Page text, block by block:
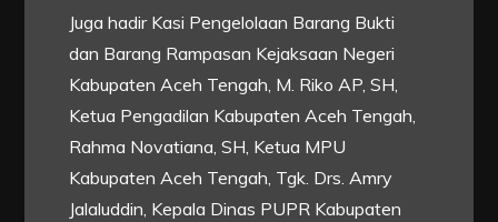
Juga hadir Kasi Pengelolaan Barang Bukti
dan Barang Rampasan Kejaksaan Negeri
Kabupaten Aceh Tengah, M. Riko AP, SH,
Ketua Pengadilan Kabupaten Aceh Tengah,
Rahma Novatiana, SH, Ketua MPU
Kabupaten Aceh Tengah, Tgk. Drs. Amry
Jalaluddin, Kepala Dinas PUPR Kabupaten